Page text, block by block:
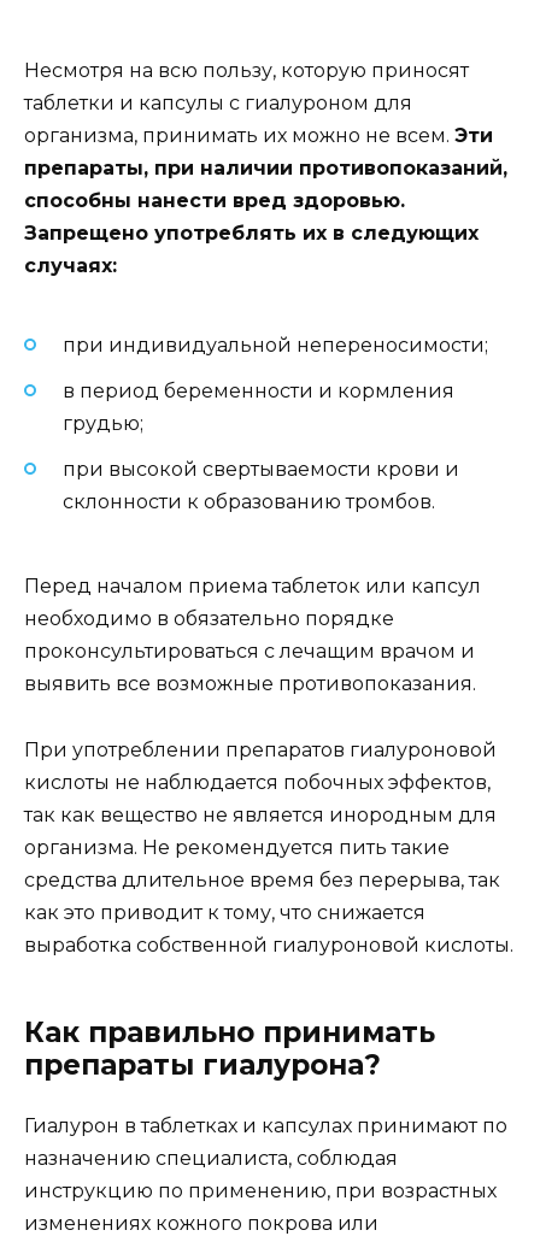
Несмотря на всю пользу, которую приносят
таблетки и капсулы с гиалуроном для
организма, принимать их можно не всем. Эти
препараты, при наличии противопоказаний,
способны нанести вред здоровью.
Запрещено употреблять их в следующих
случаях:
при индивидуальной непереносимости;
в период беременности и кормления
грудью;
при высокой свертываемости крови и
склонности к образованию тромбов.
Перед началом приема таблеток или капсул
необходимо в обязательно порядке
проконсультироваться с лечащим врачом и
выявить все возможные противопоказания.
При употреблении препаратов гиалуроновой
кислоты не наблюдается побочных эффектов,
так как вещество не является инородным для
организма. Не рекомендуется пить такие
средства длительное время без перерыва, так
как это приводит к тому, что снижается
выработка собственной гиалуроновой кислоты.
Как правильно принимать
препараты гиалурона?
Гиалурон в таблетках и капсулах принимают по
назначению специалиста, соблюдая
инструкцию по применению, при возрастных
изменениях кожного покрова или